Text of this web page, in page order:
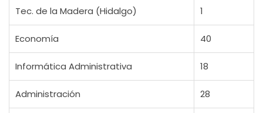
Tec. de la Madera (Hidalgo) 1
Economía 40
Informática Administrativa 18
Administración 28